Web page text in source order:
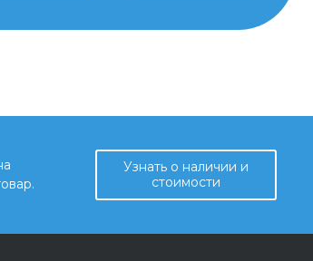
Узнать о наличии и
стоимости